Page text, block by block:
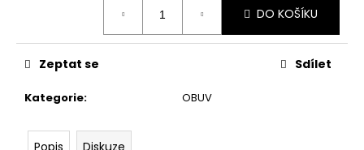
DO KOŠÍKU
Kategorie: OBUV
Zeptat se Sdílet
Popis Diskuze
m
e
DÁMSKÁ